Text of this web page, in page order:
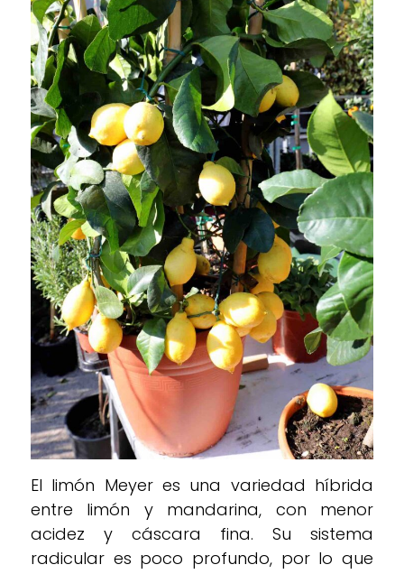
El limón Meyer es una variedad híbrida
entre limón y mandarina, con menor
acidez y cáscara fina. Su sistema
radicular es poco profundo, por lo que